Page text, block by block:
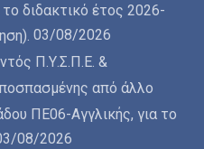
διδακτικό έτος 2026-
03/08/2026
Π.Υ.Σ.Π.Ε. &
από άλλο
ΠΕ06-Αγγλικής, για το
08/2026